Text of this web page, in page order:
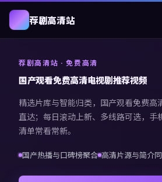
荐剧高清站
荐剧高清站 · 免费高清
国产观看免费高清电视剧推荐视频
精选片库与智能归类， 国产观看免费高
直达；每日滚动上新、多线路可选，手
清单常看常新。
国产热播与口碑榜聚合 高清片源与简介